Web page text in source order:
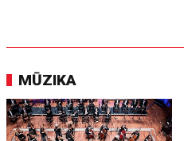
MŪZIKA